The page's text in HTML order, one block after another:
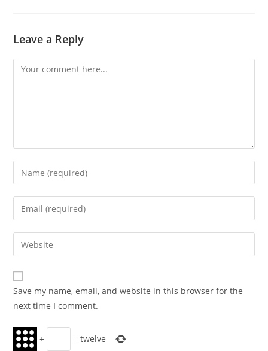
Leave a Reply
Comment
Enter
your
name
comment
Enter
your
email
address
comment
Enter
your
website
URL
(optional)
Save my name, email, and website in this browser for the
next time I comment.
+ =twelve